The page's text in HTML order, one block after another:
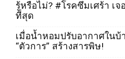
รู้หรือไม่? #โรคซึมเศร้า เ
ที่สุด
เมื่อน้ำหอมปรับอากาศในบ้
“ตัวการ” สร้างสารพิษ!